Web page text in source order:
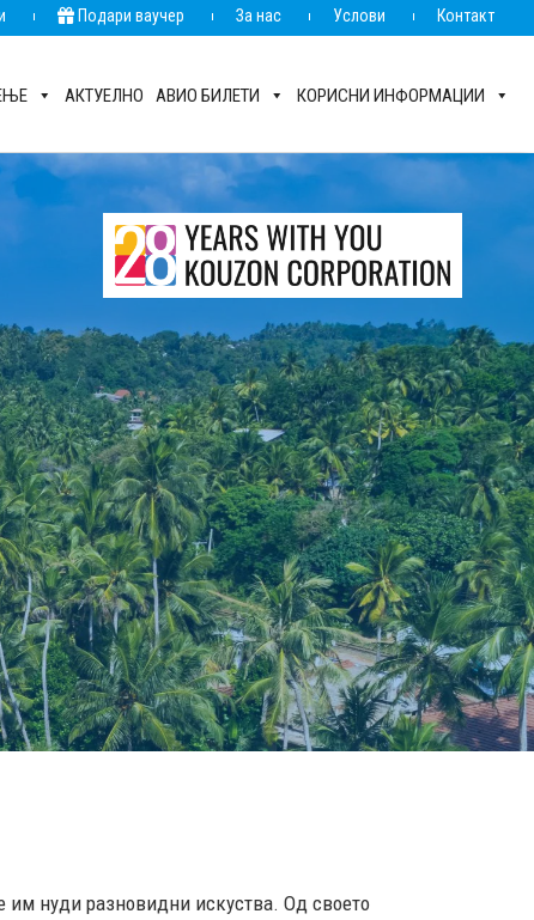
Подари ваучер За нас Услови Контакт
АКТУЕЛНО АВИО БИЛЕТИ КОРИСНИ ИНФОРМАЦИИ
им нуди разновидни искуства. Од своето